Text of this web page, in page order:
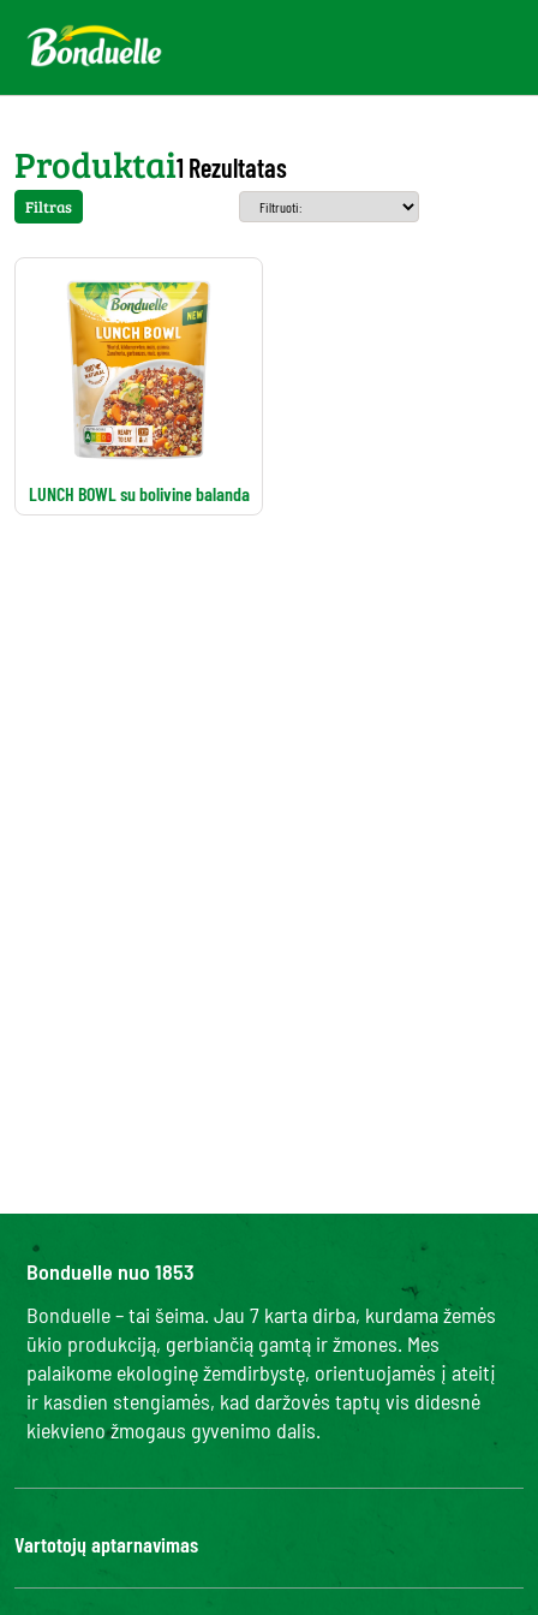
Produktai1 Rezultatas
Filtras
LUNCH BOWL su bolivine balanda
Bonduelle nuo 1853
Bonduelle – tai šeima. Jau 7 karta dirba, kurdama žemės
ūkio produkciją, gerbiančią gamtą ir žmones. Mes
palaikome ekologinę žemdirbystę, orientuojamės į ateitį
ir kasdien stengiamės, kad daržovės taptų vis didesnė
kiekvieno žmogaus gyvenimo dalis.
Vartotojų aptarnavimas
Kontaktai